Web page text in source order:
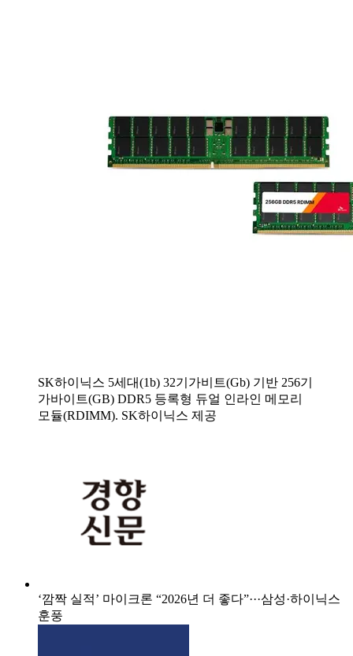
SK하이닉스 5세대(1b) 32기가비트(Gb) 기반 256기
가바이트(GB) DDR5 등록형 듀얼 인라인 메모리
모듈(RDIMM). SK하이닉스 제공
‘깜짝 실적’ 마이크론 “2026년 더 좋다”···삼성·하이닉스
훈풍